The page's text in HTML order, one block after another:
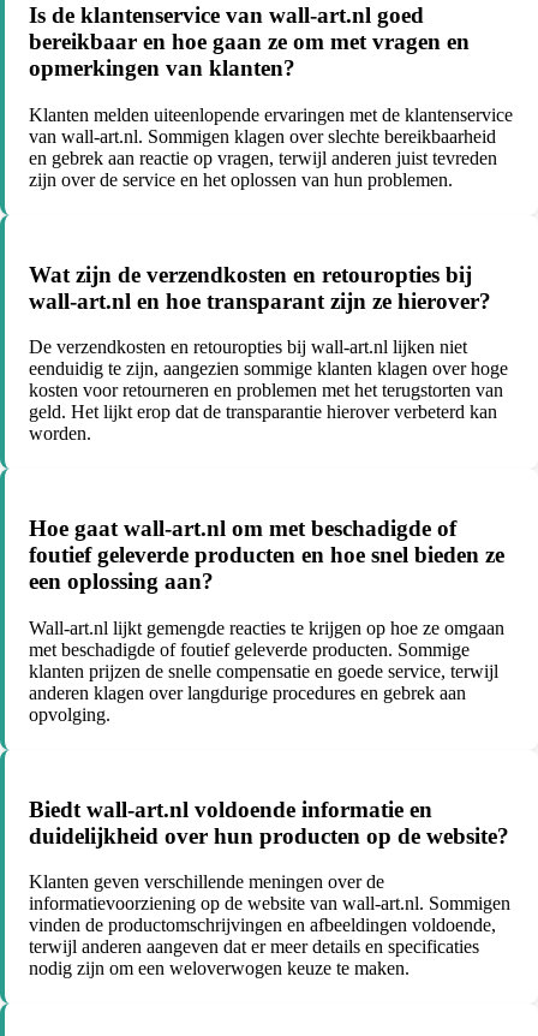
Is de klantenservice van wall-art.nl goed
bereikbaar en hoe gaan ze om met vragen en
opmerkingen van klanten?
Klanten melden uiteenlopende ervaringen met de klantenservice
van wall-art.nl. Sommigen klagen over slechte bereikbaarheid
en gebrek aan reactie op vragen, terwijl anderen juist tevreden
zijn over de service en het oplossen van hun problemen.
Wat zijn de verzendkosten en retouropties bij
wall-art.nl en hoe transparant zijn ze hierover?
De verzendkosten en retouropties bij wall-art.nl lijken niet
eenduidig te zijn, aangezien sommige klanten klagen over hoge
kosten voor retourneren en problemen met het terugstorten van
geld. Het lijkt erop dat de transparantie hierover verbeterd kan
worden.
Hoe gaat wall-art.nl om met beschadigde of
foutief geleverde producten en hoe snel bieden ze
een oplossing aan?
Wall-art.nl lijkt gemengde reacties te krijgen op hoe ze omgaan
met beschadigde of foutief geleverde producten. Sommige
klanten prijzen de snelle compensatie en goede service, terwijl
anderen klagen over langdurige procedures en gebrek aan
opvolging.
Biedt wall-art.nl voldoende informatie en
duidelijkheid over hun producten op de website?
Klanten geven verschillende meningen over de
informatievoorziening op de website van wall-art.nl. Sommigen
vinden de productomschrijvingen en afbeeldingen voldoende,
terwijl anderen aangeven dat er meer details en specificaties
nodig zijn om een weloverwogen keuze te maken.